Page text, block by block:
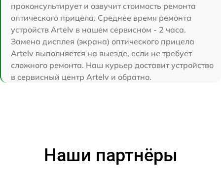
проконсультирует и озвучит стоимость ремонта
оптического прицела. Среднее время ремонта
устройств Artelv в нашем сервисном - 2 часа.
Замена дисплея (экрана) оптического прицела
Artelv выполняется на выезде, если не требует
сложного ремонта. Наш курьер доставит устройство
в сервисный центр Artelv и обратно.
Наши партнёры